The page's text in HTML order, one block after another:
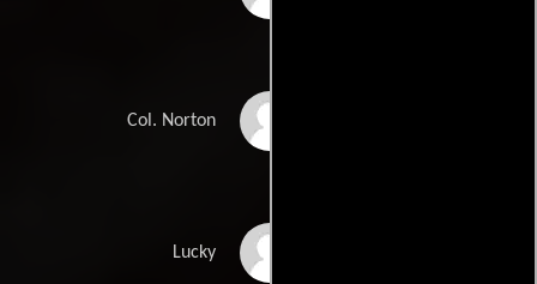
Col. Norton
Lucky